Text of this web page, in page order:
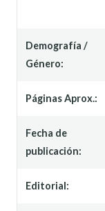
Demografía /
Género:
Páginas Aprox.:
Fecha de
publicación:
Editorial: